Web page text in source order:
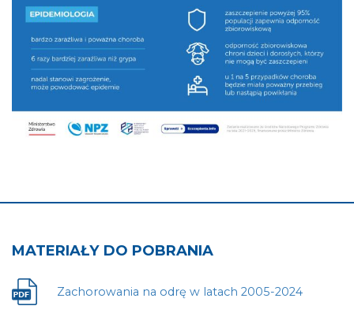
MATERIAŁY DO POBRANIA
Zachorowania na odrę w latach 2005-2024
Plik